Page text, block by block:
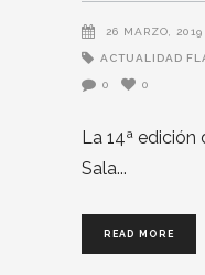
26 MARZO, 2019
ACTUALIDAD
0 0
La 14ª
Sala
READ MORE